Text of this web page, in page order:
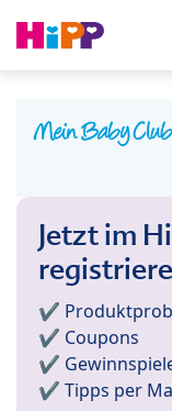
Jetzt im
✔️
✔️ Coupons
✔️
✔️ Tipps per